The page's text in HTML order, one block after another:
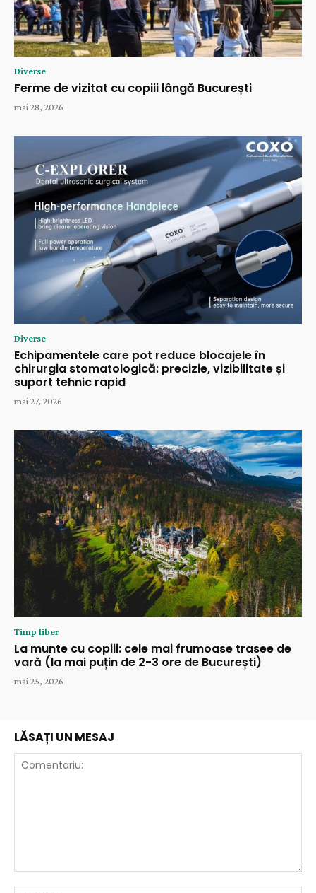
Diverse
Ferme de vizitat cu copiii lângă București
mai 28, 2026
Diverse
Echipamentele care pot reduce blocajele în
chirurgia stomatologică: precizie, vizibilitate și
suport tehnic rapid
mai 27, 2026
Timp liber
La munte cu copiii: cele mai frumoase trasee de
vară (la mai puțin de 2-3 ore de București)
mai 25, 2026
LĂSAȚI UN MESAJ